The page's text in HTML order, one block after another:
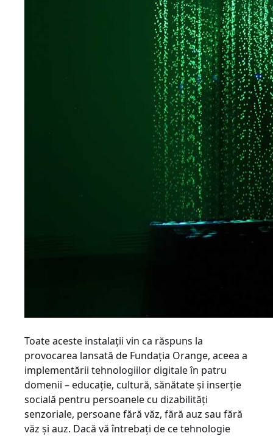
Toate aceste instalaţii vin ca răspuns la
provocarea lansată de Fundaţia Orange, aceea a
implementării tehnologiilor digitale în patru
domenii – educaţie, cultură, sănătate şi inserţie
socială pentru persoanele cu dizabilităţi
senzoriale, persoane fără văz, fără auz sau fără
văz şi auz. Dacă vă întrebaţi de ce tehnologie